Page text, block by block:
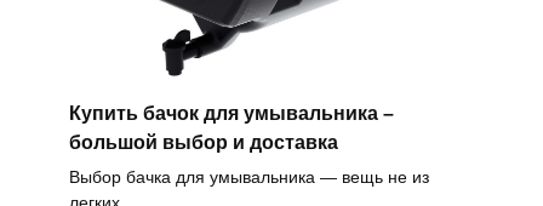
Купить бачок для умывальника –
большой выбор и доставка
Выбор бачка для умывальника — вещь не из